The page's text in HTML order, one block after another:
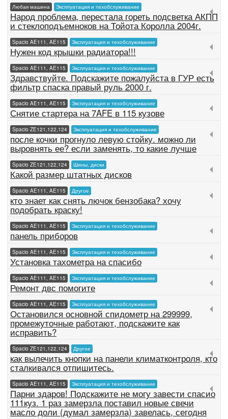
Любая машина Эксплуатация и техобслуживание
Народ проблема, перестала гореть подсветка АКПП
и стеклоподъемноков на Тойота Королла 2004г.
Spacio AE111, AE115 Эксплуатация и техобслуживание
Нужен код крышки радиатора!!!
Spacio AE111, AE115 Эксплуатация и техобслуживание
Здравствуйте. Подскажите пожалуйста в ГУР есть
фильтр спаска правый руль 2000 г.
Spacio AE111, AE115 Эксплуатация и техобслуживание
Снятие стартера на 7AFE в 115 кузове
Spacio ZE121,122,124 Эксплуатация и техобслуживание
после кочки прогнуло левую стойку. можно ли
выровнять ее? если заменять, то какие лучше
Spacio ZE121,122,124 Шины, диски
Какой размер штатных дисков
Spacio AE111, AE115 Другое
кто знает как снять лючок бензобака? хочу
подобрать краску!
Spacio AE111, AE115 Эксплуатация и техобслуживание
панель приборов
Spacio AE111, AE115 Эксплуатация и техобслуживание
Установка тахометра на спасибо
Spacio AE111, AE115 Эксплуатация и техобслуживание
Ремонт двс помогите
Spacio AE111, AE115 Эксплуатация и техобслуживание
Остановился основной спидометр на 299999,
промежуточные работают, подскажите как
исправить?
Spacio ZE121,122,124 Другое
как вылечить кнопки на панели климатконтроля, кто
сталкивался отпишитесь.
Spacio AE111, AE115 Эксплуатация и техобслуживание
Парни здаров! Подскажите не могу завести спасио
111куз. 1 раз замерзла поставил новые свечи
масло доли (думал замерзла) завелась, сегодня